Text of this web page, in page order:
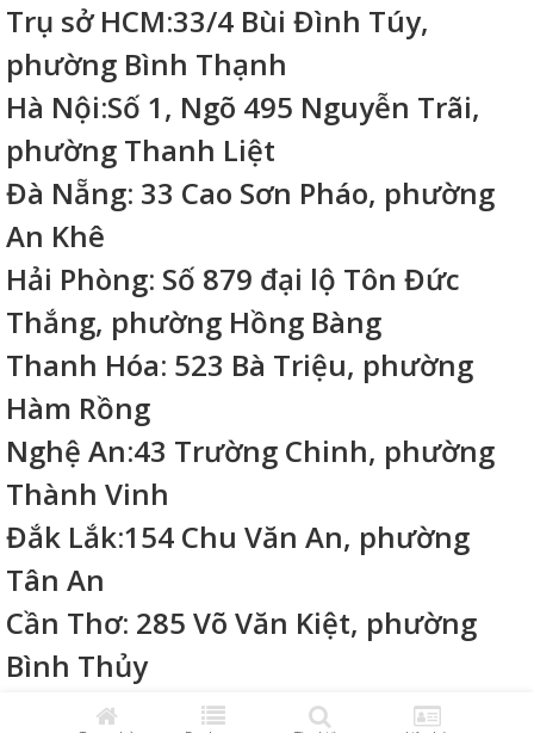
Trụ sở HCM:33/4 Bùi Đình Túy,
phường Bình Thạnh
Hà Nội:Số 1, Ngõ 495 Nguyễn Trãi,
phường Thanh Liệt
Đà Nẵng: 33 Cao Sơn Pháo, phường
An Khê
Hải Phòng: Số 879 đại lộ Tôn Đức
Thắng, phường Hồng Bàng
Thanh Hóa: 523 Bà Triệu, phường
Hàm Rồng
Nghệ An:43 Trường Chinh, phường
Thành Vinh
Đắk Lắk:154 Chu Văn An, phường
Tân An
Cần Thơ: 285 Võ Văn Kiệt, phường
Bình Thủy